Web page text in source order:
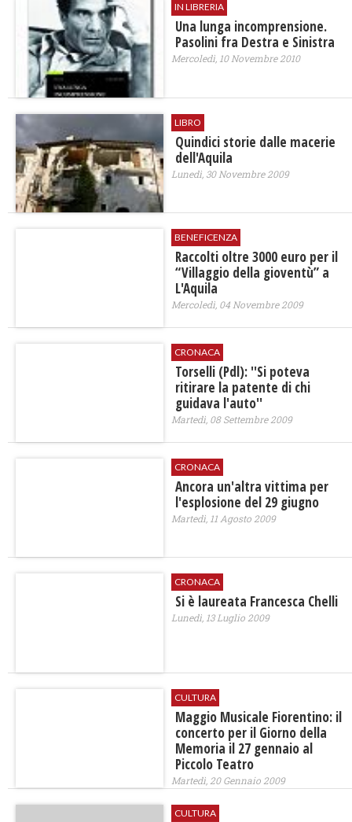
IN LIBRERIA
Una lunga incomprensione.
Pasolini fra Destra e Sinistra
Mercoledì, 10 Novembre 2010
LIBRO
Quindici storie dalle macerie
dell'Aquila
Lunedì, 30 Novembre 2009
BENEFICENZA
Raccolti oltre 3000 euro per il
“Villaggio della gioventù” a
L'Aquila
Mercoledì, 04 Novembre 2009
CRONACA
Torselli (Pdl): ''Si poteva
ritirare la patente di chi
guidava l'auto''
Martedì, 08 Settembre 2009
CRONACA
Ancora un'altra vittima per
l'esplosione del 29 giugno
Martedì, 11 Agosto 2009
CRONACA
Si è laureata Francesca Chelli
Lunedì, 13 Luglio 2009
CULTURA
Maggio Musicale Fiorentino: il
concerto per il Giorno della
Memoria il 27 gennaio al
Piccolo Teatro
Martedì, 20 Gennaio 2009
CULTURA